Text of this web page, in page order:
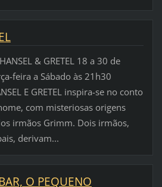
& GRETEL 18 a 30 de
feira a Sábado às 21h30
E GRETEL inspira-se no conto
com misteriosas origens
irmãos Grimm. Dois irmãos,
derivam...
O PEQUENO